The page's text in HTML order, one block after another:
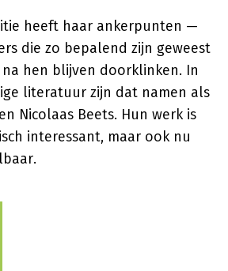
heeft haar ankerpunten —
die zo bepalend zijn geweest
hen blijven doorklinken. In
literatuur zijn dat namen als
Nicolaas Beets. Hun werk is
interessant, maar ook nu